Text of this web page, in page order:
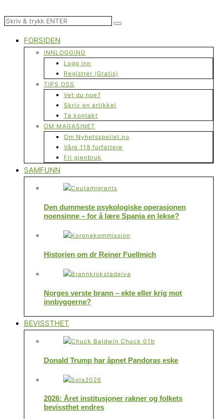
FORSIDEN
INNLOGGING
Logg inn
Registrer (Gratis)
TIPS OSS
Vet du noe?
Skriv en artikkel
Ta kontakt
OM MAGASINET
Om Nyhetsspeilet.no
Våre 118 forfattere
Fri gjenbruk
SAMFUNN
Den dummeste psykologiske operasjonen
noensinne – for å lære Spania en lekse?
Historien om dr Reiner Fuellmich
Norges verste brann – ekte eller krig mot
innbyggerne?
BEVISSTHET
Donald Trump har åpnet Pandoras eske
2026: Året institusjoner rakner og folkets
bevissthet endres